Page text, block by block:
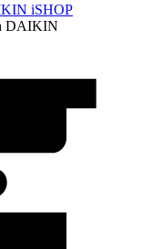
iSHOP
DAIKIN